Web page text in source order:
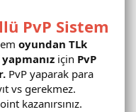
PvP Sistem
oyundan TLk
için PvP
PvP yaparak para
vs gerekmez.
kazanırsınız.